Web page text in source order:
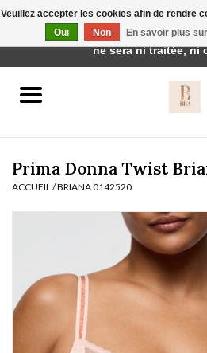
Homewear
Badmode
Prima Donna Twist
ACCUEIL /BRIANA 0142520
Veuillez accepter les cookies afin de rendre
Oui
Non En savoir plus
Cette boutique est en
ne sera ni traitée, ni